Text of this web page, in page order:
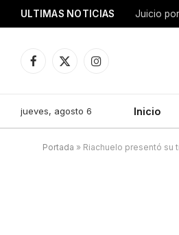
ULTIMAS NOTICIAS
Facebook
X
Instagram
jueves, agosto 6 Inicio
Portada » Riachuelo presentó su